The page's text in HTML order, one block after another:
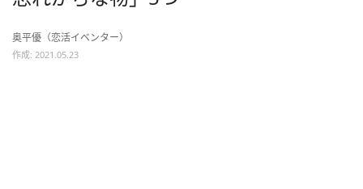
奥平優（恋活イベンター）
作成: 2021.05.23